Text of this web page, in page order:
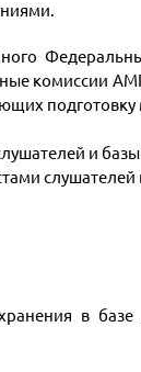
комиссии
подготовку
и
в